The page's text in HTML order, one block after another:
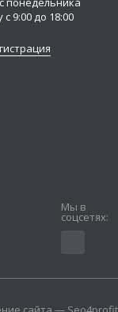
9:00 до 18:00
Мы в
соцсетях: